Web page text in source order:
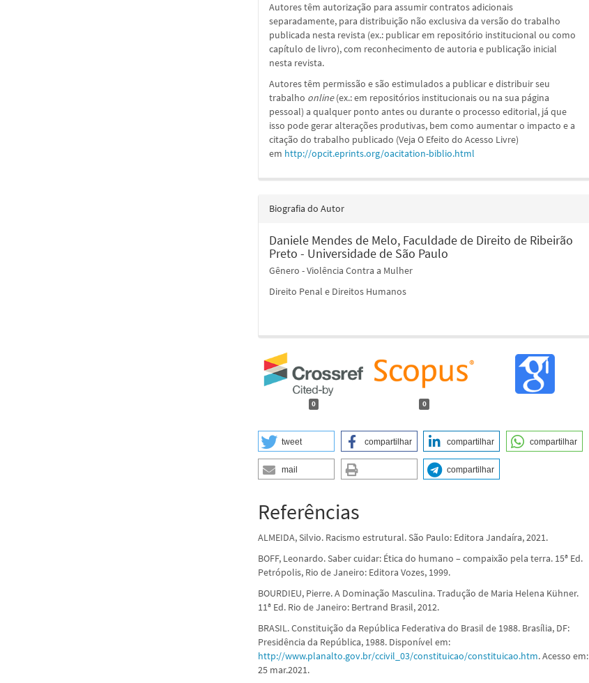
Autores têm autorização para assumir contratos adicionais
separadamente, para distribuição não exclusiva da versão do trabalho
publicada nesta revista (ex.: publicar em repositório institucional ou como
capítulo de livro), com reconhecimento de autoria e publicação inicial
nesta revista.
Autores têm permissão e são estimulados a publicar e distribuir seu
trabalho online(ex.: em repositórios institucionais ou na sua página
pessoal) a qualquer ponto antes ou durante o processo editorial, já que
isso pode gerar alterações produtivas, bem como aumentar o impacto e a
citação do trabalho publicado (Veja O Efeito do Acesso Livre)
em http://opcit.eprints.org/oacitation-biblio.html
Biografia do Autor
Daniele Mendes de Melo, Faculdade de Direito de Ribeirão
Preto - Universidade de São Paulo
Gênero - Violência Contra a Mulher
Direito Penal e Direitos Humanos
0 0
tweet compartilhar compartilhar compartilhar
mail compartilhar
Referências
ALMEIDA, Silvio. Racismo estrutural. São Paulo: Editora Jandaíra, 2021.
BOFF, Leonardo. Saber cuidar: Ética do humano – compaixão pela terra. 15ª Ed.
Petrópolis, Rio de Janeiro: Editora Vozes, 1999.
BOURDIEU, Pierre. A Dominação Masculina. Tradução de Maria Helena Kühner.
11ª Ed. Rio de Janeiro: Bertrand Brasil, 2012.
BRASIL. Constituição da República Federativa do Brasil de 1988. Brasília, DF:
Presidência da República, 1988. Disponível em:
http://www.planalto.gov.br/ccivil_03/constituicao/constituicao.htm. Acesso em:
25 mar.2021.